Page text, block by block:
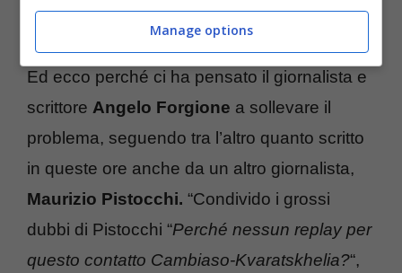
sentenza definitiva sulla questione.
Ed ecco perché ci ha pensato il giornalista e
scrittore Angelo Forgione a sollevare il
problema, seguendo tra l’altro quanto scritto
in queste ore anche da un altro giornalista,
Maurizio Pistocchi. “Condivido i grossi
dubbi di Pistocchi “Perché nessun replay per
questo contatto Cambiaso-Kvaratskhelia?“,
Manage options